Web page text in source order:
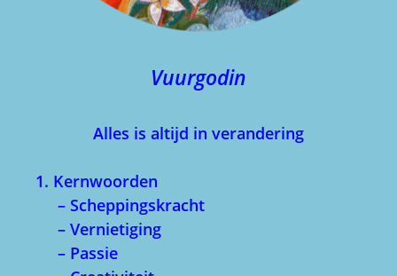
Vuurgodin
Alles is altijd in verandering
1. Kernwoorden
– Scheppingskracht
– Vernietiging
– Passie